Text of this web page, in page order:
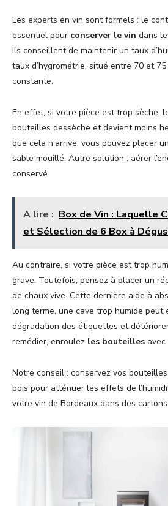
Les experts en vin sont formels : le
essentiel pour conserver le vin dans
Ils conseillent de maintenir un taux
taux d’hygrométrie, situé entre 70 et
constante.
En effet, si votre pièce est trop sèche,
bouteilles dessèche et devient moins
que cela n’arrive, vous pouvez placer
sable mouillé. Autre solution : aérer
conservé.
A lire : Box de Vin : Laquelle
et Sélection de 6 Box à
Au contraire, si votre pièce est trop
grave. Toutefois, pensez à placer un
de chaux vive. Cette dernière aide à
long terme, une cave trop humide peut
dégradation des étiquettes et
remédier, enroulez les bouteilles
Notre conseil : conservez vos
bois pour atténuer les effets de
votre vin de Bordeaux dans des